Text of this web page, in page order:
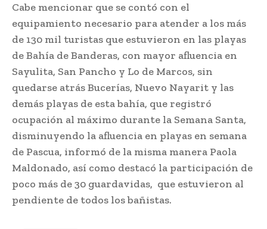
Cabe mencionar que se contó con el
equipamiento necesario para atender a los más
de 130 mil turistas que estuvieron en las playas
de Bahía de Banderas, con mayor afluencia en
Sayulita, San Pancho y Lo de Marcos, sin
quedarse atrás Bucerías, Nuevo Nayarit y las
demás playas de esta bahía, que registró
ocupación al máximo durante la Semana Santa,
disminuyendo la afluencia en playas en semana
de Pascua, informó de la misma manera Paola
Maldonado, así como destacó la participación de
poco más de 30 guardavidas, que estuvieron al
pendiente de todos los bañistas.